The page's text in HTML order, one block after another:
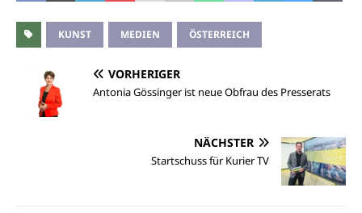
KUNST MEDIEN ÖSTERREICH
VORHERIGER
Antonia Gössinger ist neue Obfrau des Presserats
NÄCHSTER
Startschuss für Kurier TV